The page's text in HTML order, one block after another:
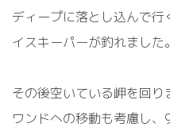
ディープに落とし込んで
イスキーパーが釣れました。
その後空いている岬を回
ワンドへの移動も考慮し